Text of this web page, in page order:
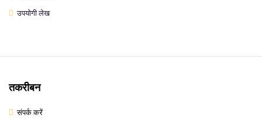
उपयोगी लेख
तकरीबन
संपर्क करें